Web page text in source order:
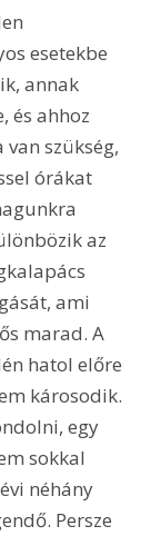
esetekbe
annak
és ahhoz
szükség,
órákat
az
ami
marad. A
hatol előre
károsodik.
egy
sokkal
néhány
Persze